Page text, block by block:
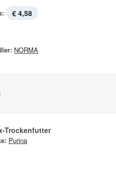
€ 4,58
NORMA
Trockenfutter
Purina